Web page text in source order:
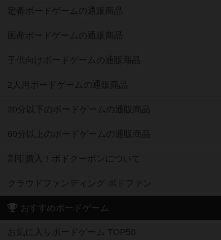
定番ボードゲームの通販商品
国産ボードゲームの通販商品
子供向けボードゲームの通販商品
2人用ボードゲームの通販商品
20分以下のボードゲームの通販商品
60分以上のボードゲームの通販商品
割引購入！ボドクーポンについて
クラウドファンディング ボドファン
おすすめボードゲーム
お気に入りボードゲーム TOP50